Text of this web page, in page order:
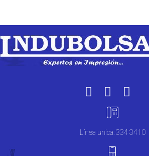
Línea unica: 334 3410